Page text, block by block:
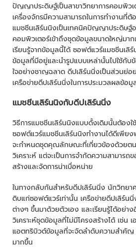
ปัญญาประดิษฐ์เป็นสาขาวิทยาการคอมพิวเ
เครื่องจักรมีความสามารถในการทำงาน
แมชชีนเลิร์นนิงเป็นเทคนิคปัญญาประดิษฐ์
คอมพิวเตอร์เข้าถึงชุดข้อมูลขนาดใหญ่มา
เรียนรู้จากข้อมูลนี้ได้ ซอฟต์แวร์แมชชีนเลิ
ข้อมูลที่มีอยู่และนำรูปแบบเหล่านั้นไปใช้กับ
ใจอย่างชาญฉลาด ดีปเลิร์นนิ่งเป็นส่วนย่อ
เครือข่ายดีปเลิร์นนิ่งในการประมวลผลข้อมู
แมชชีนเลิร์นนิงกับดีปเลิร์นนิ่ง
วิธีการแมชชีนเลิร์นนิงแบบดั้งเดิมนั้นต้อง
ซอฟต์แวร์แมชชีนเลิร์นนิงทำงานได้ดีเพีย
จะกำหนดชุดคุณลักษณะที่เกี่ยวข้องด้วยต
วิเคราะห์ แต่จะเป็นการจำกัดความสามาร
สร้างและจัดการน่าเบื่อหน่าย
ในทางกลับกันสำหรับดีปเลิร์นนิ่ง นักวิทยา
ดิบแก่ซอฟต์แวร์เท่านั้น เครือข่ายดีปเลิร์
ต่างๆ ขึ้นมาด้วยตัวเอง และเรียนรู้ได้อย่า
วิเคราะห์ชุดข้อมูลที่ไม่มีโครงสร้างได้ เช่น
แอตทริบิวต์ข้อมูลที่จะจัดลำดับความสำคั
มากขึ้น